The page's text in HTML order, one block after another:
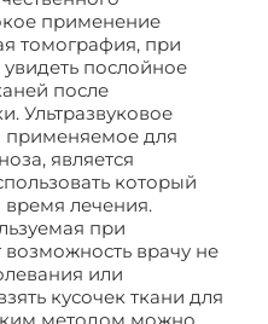
применение
томография, при
послойное
после
Ультразвуковое
применяемое для
является
который
лечения.
при
врачу не
или
кусочек ткани для